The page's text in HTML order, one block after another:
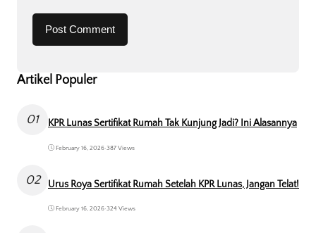
Artikel Populer
01 KPR Lunas Sertifikat Rumah Tak Kunjung Jadi? Ini Alasannya
February 16, 2026• 387 Views
02 Urus Roya Sertifikat Rumah Setelah KPR Lunas, Jangan Telat!
February 16, 2026•324 Views